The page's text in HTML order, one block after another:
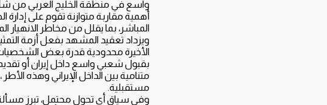
واسع في منطقة الخليج العربي من
أهمية مقاربة متوازنة تقوم على إدارة
المباشر، بما يقلل من مخاطر الانهيار
ويزداد تعقيد المشهد بفعل أزمة
الأخيرة محدودية قدرة بعض الشخصيات
بقبول شعبي واسع داخل إيران أو
متنامية بين الداخل الإيراني وهذه
مستقبلية.
وفي سياق أي تحول محتمل، تبرز